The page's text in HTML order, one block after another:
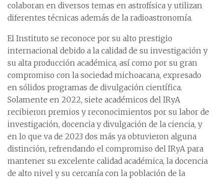
colaboran en diversos temas en astrofísica y utilizan
diferentes técnicas además de la radioastronomía.
El Instituto se reconoce por su alto prestigio
internacional debido a la calidad de su investigación y
su alta producción académica, así como por su gran
compromiso con la sociedad michoacana, expresado
en sólidos programas de divulgación científica.
Solamente en 2022, siete académicos del IRyA
recibieron premios y reconocimientos por su labor de
investigación, docencia y divulgación de la ciencia, y
en lo que va de 2023 dos más ya obtuvieron alguna
distinción, refrendando el compromiso del IRyA para
mantener su excelente calidad académica, la docencia
de alto nivel y su cercanía con la población de la